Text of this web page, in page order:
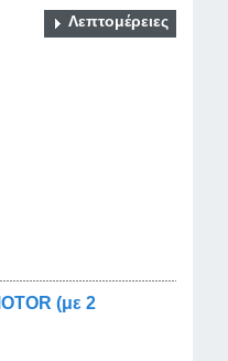
Λεπτομέρειες
(με 2